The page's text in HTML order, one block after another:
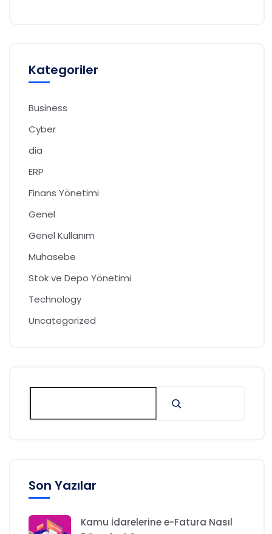
Kategoriler
Business
Cyber
dia
ERP
Finans Yönetimi
Genel
Genel Kullanım
Muhasebe
Stok ve Depo Yönetimi
Technology
Uncategorized
Son Yazılar
Kamu İdarelerine e-Fatura Nasıl